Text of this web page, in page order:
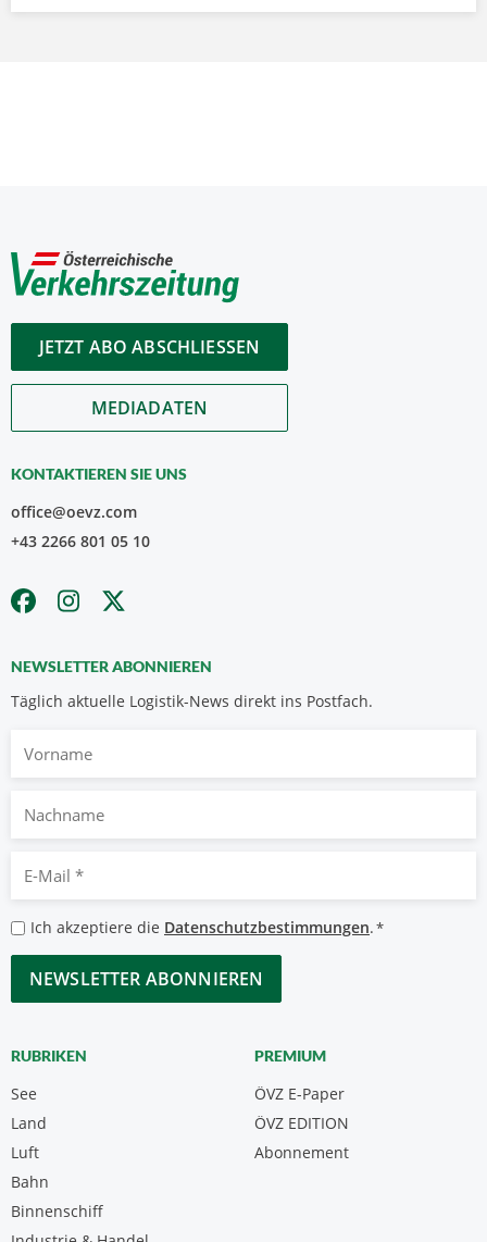
JETZT ABO ABSCHLIESSEN
MEDIADATEN
KONTAKTIEREN SIE UNS
office@oevz.com
+43 2266 801 05 10
NEWSLETTER ABONNIEREN
Täglich aktuelle Logistik-News direkt ins Postfach.
Nachname
Mail
*
Datenschutzbestimmungen
*
Ich akzeptiere die Datenschutzbestimmungen.*
CAPTCHA
RUBRIKEN
See
Land
Luft
Bahn
Binnenschiff
PREMIUM
ÖVZ E-Paper
Abonnement
ÖVZ EDITION